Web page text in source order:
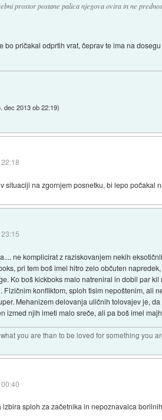
prostor postane palica njegova ovira in ne
bo pričakal odprtih vrat, čeprav te ima na
dec 2013 ob 22:19)
situaciji na zgornjem posnetku, bi lepo
ne komplicirat z raziskovanjem nekih
pri tem boš imel hitro zelo občuten
Ko boš kickboks malo natreniral in dobil par
Fizičnim konfliktom, sploh tisim nepoštenim,
Mehanizem delovanja uličnih tolovajev je,
izmed njih imeti malo sreče, ali pa boš imel
you are than to be loved for something you
izbira sploh za začetnika in nepoznavalca